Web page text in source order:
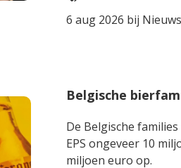
6 aug 2026 bij Nieuws
Belgische
De Belgische
EPS ongeveer 10
miljoen euro op.